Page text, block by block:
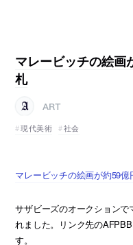
マレービッチの絵画
札
ART
現代美術
社会
マレービッチの絵画が約59
サザビーズのオークションで
れました。リンク先の
す。